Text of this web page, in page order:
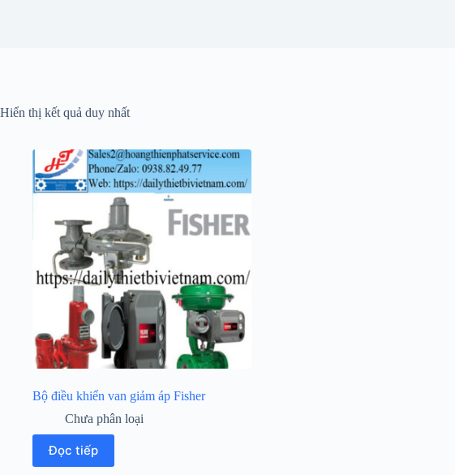
Hiển thị kết quả duy nhất
Bộ điều khiển van giảm áp Fisher
Chưa phân loại
Đọc tiếp